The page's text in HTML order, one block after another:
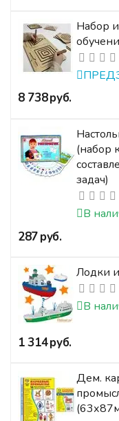
Набор
‍8 738‍руб.
(набор
задач)
В
‍287‍руб.
Лодки
В
‍1 314‍руб.
Дем.